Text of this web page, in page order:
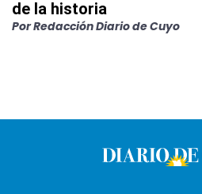
de la historia
PorRedacción Diario de Cuyo